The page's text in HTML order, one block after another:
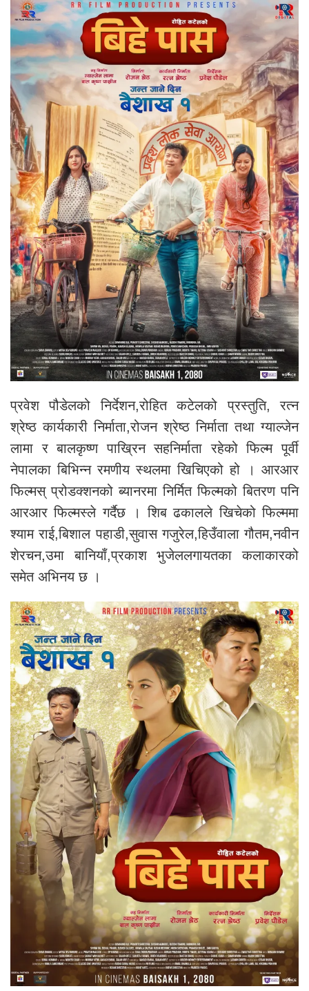
प्रवेश पौडेलको निर्देशन,रोहित कटेलको प्रस्तुति, रत्न
श्रेष्ठ कार्यकारी निर्माता,रोजन श्रेष्ठ निर्माता तथा ग्याल्जेन
लामा र बालकृष्ण पाख्रिन सहनिर्माता रहेको फिल्म पूर्वी
नेपालका बिभिन्न रमणीय स्थलमा खिचिएको हो । आरआर
फिल्मस् प्रोडक्शनको ब्यानरमा निर्मित फिल्मको बितरण पनि
आरआर फिल्मस्ले गर्दैछ । शिब ढकालले खिचेको फिल्ममा
श्याम राई,बिशाल पहाडी,सुवास गजुरेल,हिउँवाला गौतम,नवीन
शेरचन,उमा बानियाँ,प्रकाश भुजेललगायतका कलाकारको
समेत अभिनय छ ।